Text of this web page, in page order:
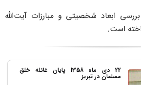
ابعاد شخصیتی و مبارزات آیت‌الله
است.
22 دی ماه 1358 پایان غائله خلق
مسلمان در تبریز